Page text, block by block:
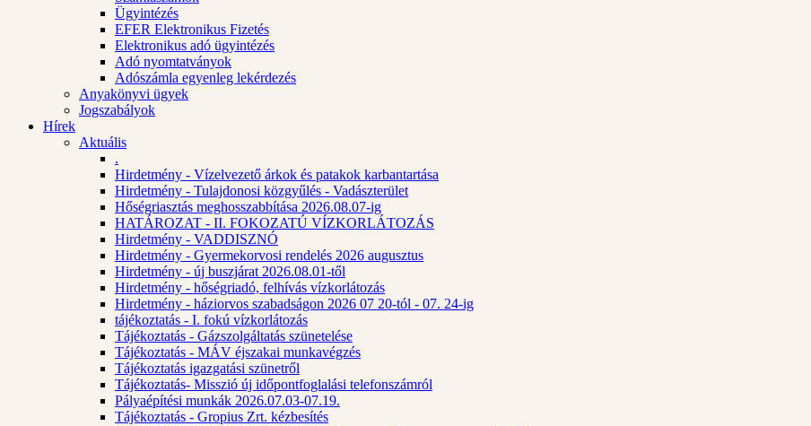
Ügyintézés
EFER Elektronikus Fizetés
Elektronikus adó ügyintézés
Adó nyomtatványok
Adószámla egyenleg lekérdezés
Anyakönyvi ügyek
Jogszabályok
Hírek
Aktuális
.
Hirdetmény - Vízelvezető árkok és patakok karbantartása
Hirdetmény - Tulajdonosi közgyűlés - Vadászterület
Hőségriasztás meghosszabbítása 2026.08.07-ig
HATÁROZAT - II. FOKOZATÚ VÍZKORLÁTOZÁS
Hirdetmény - VADDISZNÓ
Hirdetmény - Gyermekorvosi rendelés 2026 augusztus
Hirdetmény - új buszjárat 2026.08.01-től
Hirdetmény - hőségriadó, felhívás vízkorlátozás
Hirdetmény - háziorvos szabadságon 2026 07 20-tól - 07. 24-ig
tájékoztatás - I. fokú vízkorlátozás
Tájékoztatás - Gázszolgáltatás szünetelése
Tájékoztatás - MÁV éjszakai munkavégzés
Tájékoztatás igazgatási szünetről
Tájékoztatás- Misszió új időpontfoglalási telefonszámról
Pályaépítési munkák 2026.07.03-07.19.
Tájékoztatás - Gropius Zrt. kézbesítés